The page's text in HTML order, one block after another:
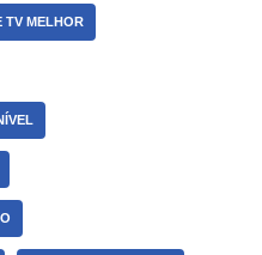
TV MELHOR